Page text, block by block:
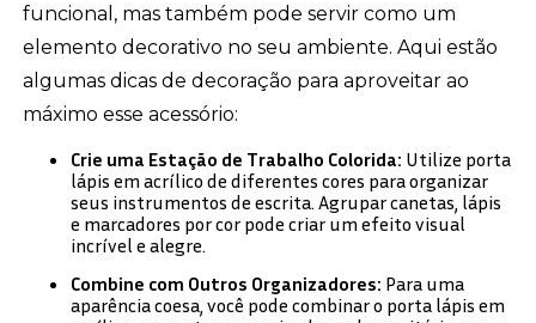
funcional, mas também pode servir como um
elemento decorativo no seu ambiente. Aqui estão
algumas dicas de decoração para aproveitar ao
máximo esse acessório:
Crie uma Estação de Trabalho Colorida: Utilize porta
lápis em acrílico de diferentes cores para organizar
seus instrumentos de escrita. Agrupar canetas, lápis
e marcadores por cor pode criar um efeito visual
incrível e alegre.
Combine com Outros Organizadores: Para uma
aparência coesa, você pode combinar o porta lápis em